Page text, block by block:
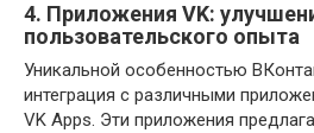
4. Приложения VK:
пользовательского опыта
Уникальной особенностью
интеграция с различными
VK Apps. Эти приложения